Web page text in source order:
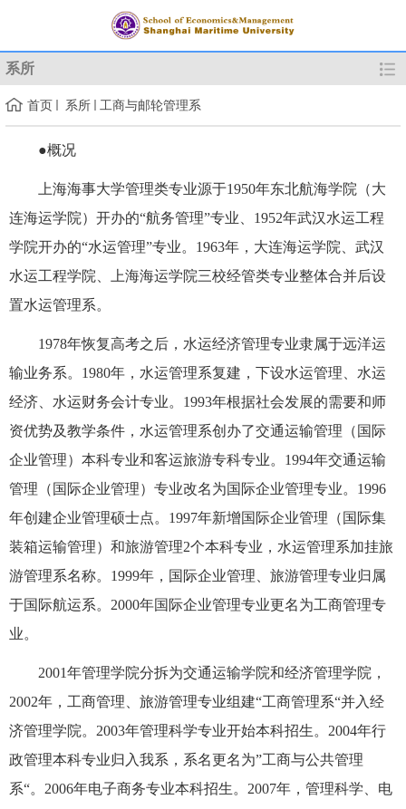
系所
首页 系所 工商与邮轮管理系
●概况
上海海事大学管理类专业源于1950年东北航海学院（大
连海运学院）开办的“航务管理”专业、1952年武汉水运工程
学院开办的“水运管理”专业。 1963年，大连海运学院、武汉
水运工程学院、上海海运学院三校经管类专业整体合并后设
置水运管理系。
1978年恢复高考之后，水运经济管理专业隶属于远洋运
输业务系。1980年，水运管理系复建，下设水运管理、水运
经济、水运财务会计专业。1993年根据社会发展的需要和师
资优势及教学条件，水运管理系创办了交通运输管理（国际
企业管理）本科专业和客运旅游专科专业。1994年交通运输
管理（国际企业管理）专业改名为国际企业管理专业。1996
年创建企业管理硕士点。 1997年新增国际企业管理（国际集
装箱运输管理）和旅游管理2个本科专业 ，水运管理系加挂旅
游管理系名称。1999年，国际企业管理、旅游管理专业归属
于国际航运系。2000年国际企业管理专业更名为工商管理专
业。
2001年管理学院分拆为交通运输学院和经济管理学院，
2002年，工商管理、旅游管理专业组建“工商管理系“并入经
济管理学院。2003年管理科学专业开始本科招生。2004年行
政管理本科专业归入我系，系名更名为”工商与公共管理
系“。2006年电子商务专业本科招生。2007年，管理科学、电